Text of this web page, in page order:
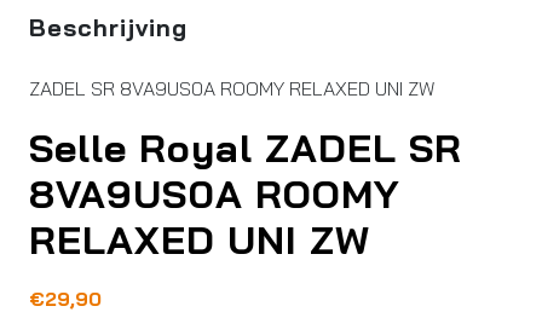
Beschrijving
ZADEL SR 8VA9US0A ROOMY RELAXED UNI ZW
Selle Royal ZADEL SR
8VA9US0A ROOMY
RELAXED UNI ZW
€29,90